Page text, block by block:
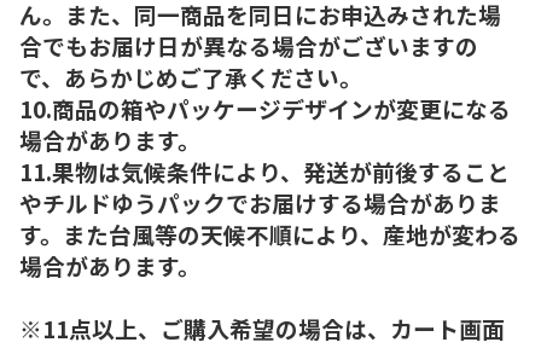
ん。また、同一商品を同日にお申込みされた場
合でもお届け日が異なる場合がございますの
で、あらかじめご了承ください。
10.商品の箱やパッケージデザインが変更になる
場合があります。
11.果物は気候条件により、発送が前後すること
やチルドゆうパックでお届けする場合がありま
す。また台風等の天候不順により、産地が変わる
場合があります。
※11点以上、ご購入希望の場合は、カート画面